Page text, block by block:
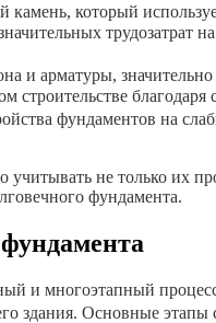
который
трудозатрат
и арматуры,
строительстве
фундаментов на
не только их
фундамента.
и многоэтапный
здания. Основные этапы